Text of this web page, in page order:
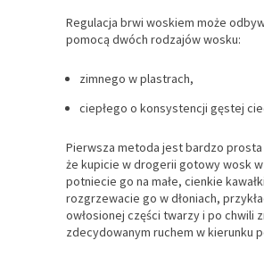
Regulacja brwi woskiem może
pomocą dwóch rodzajów wosku:
zimnego w plastrach,
ciepłego o konsystencji gęstej
Pierwsza metoda jest bardzo
że kupicie w drogerii gotowy wosk
potniecie go na małe, cienkie
rozgrzewacie go w dłoniach,
owłosionej części twarzy i po chwili
zdecydowanym ruchem w kierunku